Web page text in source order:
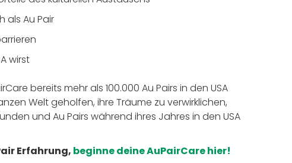
als Au Pair
wirst
bereits mehr als 100.000 Au Pairs in den USA
Welt geholfen, ihre Träume zu verwirklichen,
und Au Pairs während ihres Jahres in den USA
Erfahrung, beginne deine AuPairCare hier!